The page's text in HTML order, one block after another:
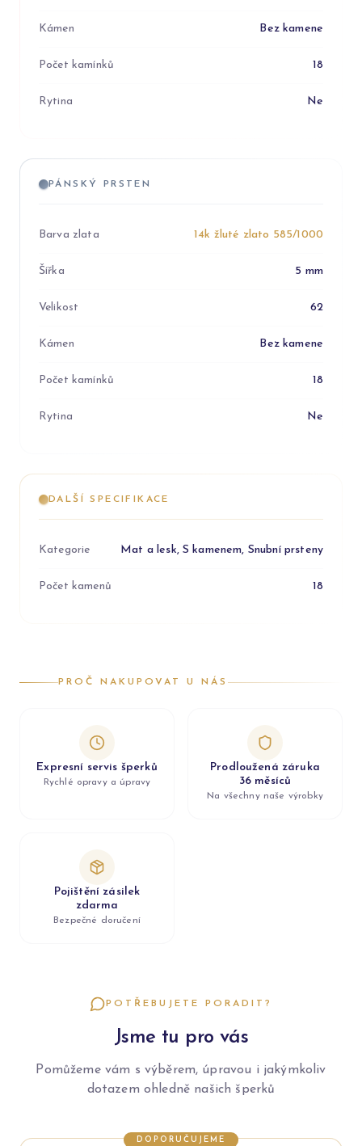
Kámen Bez kamene
Počet kamínků 18
Rytina Ne
PÁNSKÝ PRSTEN
Barva zlata 14k žluté zlato 585/1000
Šířka 5 mm
Velikost 62
Kámen Bez kamene
Počet kamínků 18
Rytina Ne
DALŠÍ SPECIFIKACE
Kategorie Mat a lesk, S kamenem, Snubní prsteny
Počet kamenů 18
PROČ NAKUPOVAT U NÁS
Expresní servis šperků
Rychlé opravy a úpravy
Prodloužená záruka
36 měsíců
Na všechny naše výrobky
Pojištění zásilek
zdarma
Bezpečné doručení
POTŘEBUJETE PORADIT?
Jsme tu pro vás
Pomůžeme vám s výběrem, úpravou i jakýmkoliv
dotazem ohledně našich šperků
DOPORUČUJEME